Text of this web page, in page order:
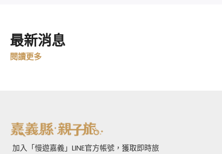
最新消息
閱讀更多
加入「慢遊嘉義」LINE官方帳號，獲取即時旅